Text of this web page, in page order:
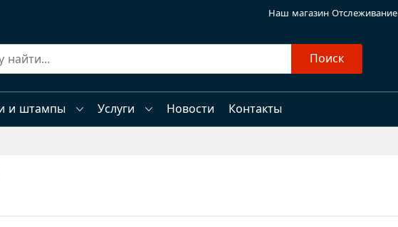
Наш магазин Отслеживание
Поиск
и штампы Услуги Новости
Контакты